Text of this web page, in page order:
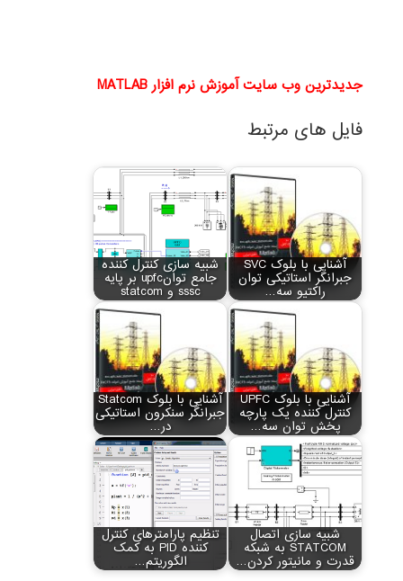
جدیدترین وب سایت آموزش نرم افزار MATLAB
فایل های مرتبط
آشنایی با بلوک SVC
جبرانگر استاتیکی توان
راکتیو سه…
شبیه سازی کنترل کننده
جامع توانupfc بر پایه
sssc و statcom
آشنایی با بلوک UPFC
کنترل کننده یک پارچه
پخش توان سه…
آشنایی با بلوک Statcom
جبرانگر سنکرون استاتیکی
در…
شبیه سازی اتصال
STATCOM به شبکه
قدرت و مانیتور کردن…
تنظیم پارامترهای کنترل
کننده PID به کمک
الگوریتم…